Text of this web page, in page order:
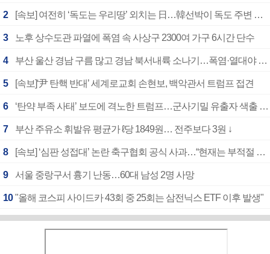
2 [속보] 여전히 ‘독도는 우리땅’ 외치는 日…韓선박이 독도 주변 해양조사 활동하자 반발
3 노후 상수도관 파열에 폭염 속 사상구 2300여 가구 6시간 단수
4 부산 울산 경남 구름 많고 경남 북서내륙 소나기…폭염·열대야 계속
5 [속보]‘尹 탄핵 반대’ 세계로교회 손현보, 백악관서 트럼프 접견
6 ‘탄약 부족 사태’ 보도에 격노한 트럼프…군사기밀 유출자 색출 지시
7 부산 주유소 휘발유 평균가 ℓ당 1849원… 전주보다 3원 ↓
8 [속보] ‘심판 성접대’ 논란 축구협회 공식 사과…“현재는 부적절 행위 없어”
9 서울 중랑구서 흉기 난동…60대 남성 2명 사망
10 "올해 코스피 사이드카 43회 중 25회는 삼전닉스 ETF 이후 발생"